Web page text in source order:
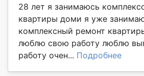
28 лет я занимаюсь
квартиры доми я уже
комплексный ремонт
люблю свою работу люблю
работу очен... Подробнее